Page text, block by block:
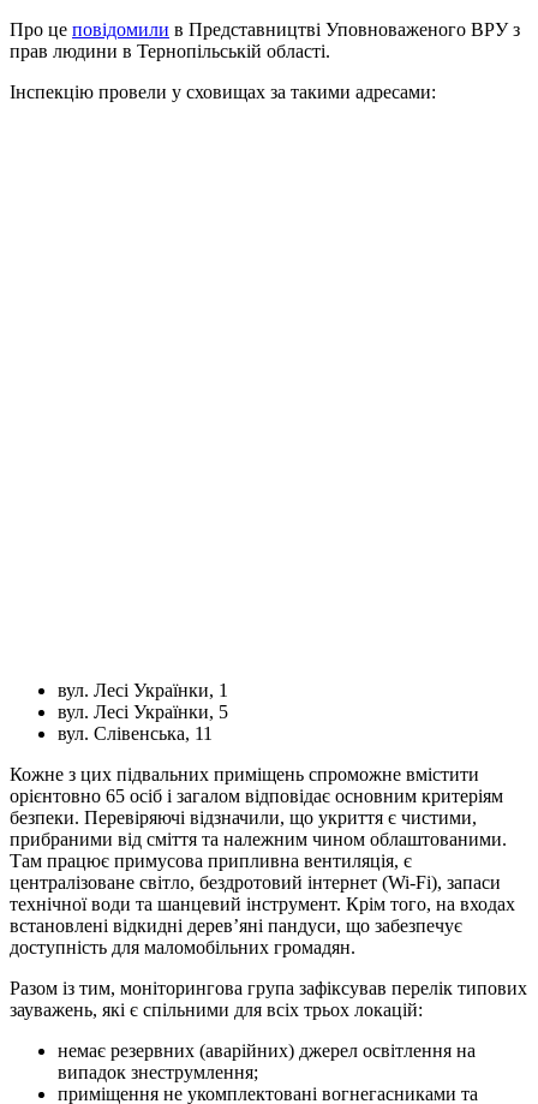
Про це повідомили в Представництві Уповноваженого ВРУ з
прав людини в Тернопільській області.
Інспекцію провели у сховищах за такими адресами:
вул. Лесі Українки, 1
вул. Лесі Українки, 5
вул. Слівенська, 11
Кожне з цих підвальних приміщень спроможне вмістити
орієнтовно 65 осіб і загалом відповідає основним критеріям
безпеки. Перевіряючі відзначили, що укриття є чистими,
прибраними від сміття та належним чином облаштованими.
Там працює примусова припливна вентиляція, є
централізоване світло, бездротовий інтернет (Wi-Fi), запаси
технічної води та шанцевий інструмент. Крім того, на входах
встановлені відкидні дерев’яні пандуси, що забезпечує
доступність для маломобільних громадян.
Разом із тим, моніторингова група зафіксував перелік типових
зауважень, які є спільними для всіх трьох локацій:
немає резервних (аварійних) джерел освітлення на
випадок знеструмлення;
приміщення не укомплектовані вогнегасниками та